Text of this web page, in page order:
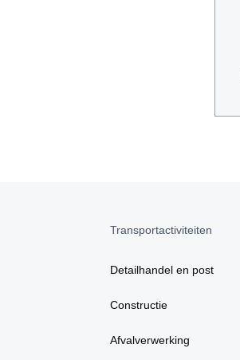
Transportactiviteiten
Detailhandel en post
Constructie
Afvalverwerking